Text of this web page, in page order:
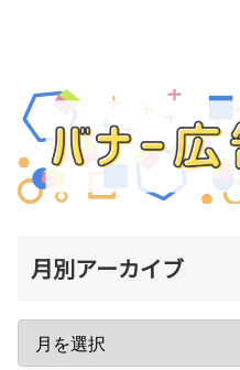
月別アーカイブ